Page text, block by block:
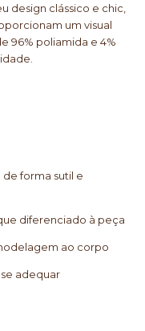
design clássico e chic,
um visual
96% poliamida e 4%
forma sutil e
diferenciado à peça
ao corpo
adequar